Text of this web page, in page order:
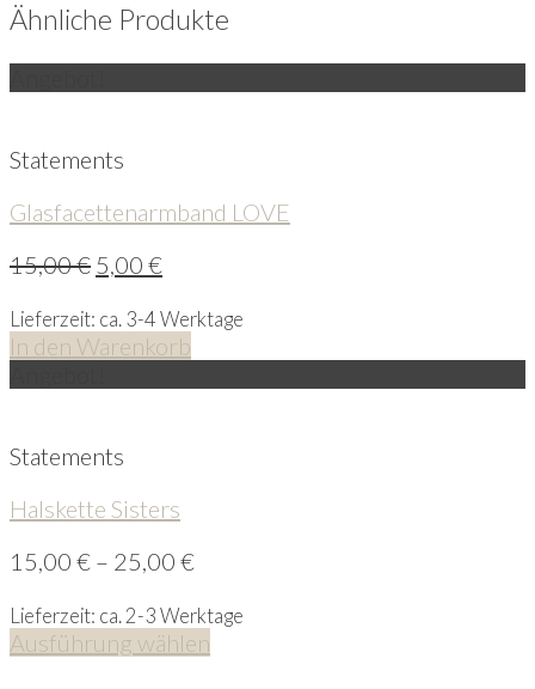
Ähnliche Produkte
Statements
Glasfacettenarmband LOVE
15,00€ 5,00 €
Lieferzeit: ca. 3-4 Werktage
In den Warenkorb
Statements
Halskette Sisters
15,00 € – 25,00 €
Lieferzeit: ca. 2-3 Werktage
Ausführung wählen